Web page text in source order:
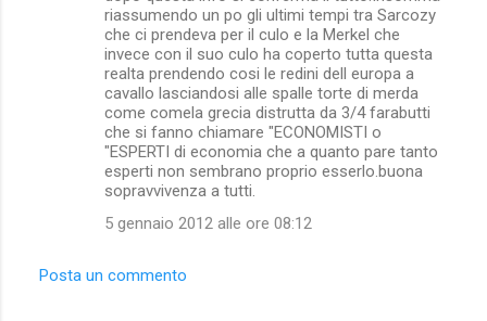
riassumendo un po gli ultimi tempi tra Sarcozy
che ci prendeva per il culo e la Merkel che
invece con il suo culo ha coperto tutta questa
realta prendendo cosi le redini dell europa a
cavallo lasciandosi alle spalle torte di merda
come comela grecia distrutta da 3/4 farabutti
che si fanno chiamare "ECONOMISTI o
"ESPERTI di economia che a quanto pare tanto
esperti non sembrano proprio esserlo.buona
sopravvivenza a tutti.
5 gennaio 2012 alle ore 08:12
Posta un commento